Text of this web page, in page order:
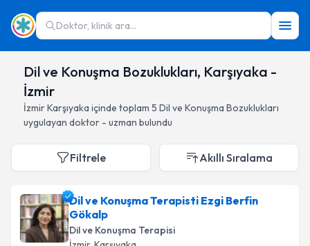
Doktor, klinik ara...
Dil ve Konuşma Bozuklukları, Karşıyaka -
İzmir
İzmirKarşıyaka içinde toplam 5 Dil ve Konuşma Bozuklukları
uygulayan doktor - uzman bulundu
Filtrele Akıllı Sıralama
Dil ve Konuşma Terapisti Ezgi Berfin
Gökalp
Dil ve Konuşma Terapisi